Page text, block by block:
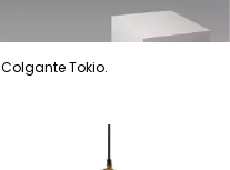
Colgante Tokio.